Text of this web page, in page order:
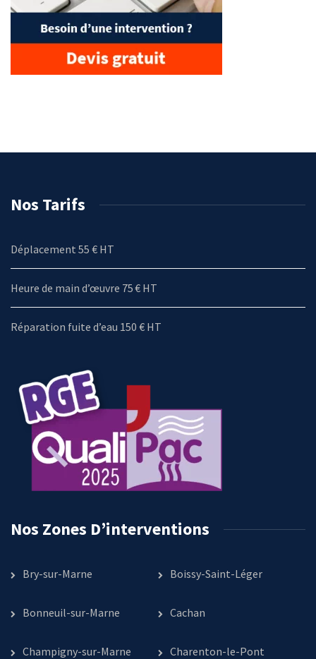
Nos Tarifs
Déplacement 55 € HT
Heure de main d’œuvre 75 € HT
Réparation fuite d’eau 150 € HT
Nos Zones D’interventions
Bry-sur-Marne Boissy-Saint-Léger
Bonneuil-sur-Marne Cachan
Champigny-sur-Marne Charenton-le-Pont